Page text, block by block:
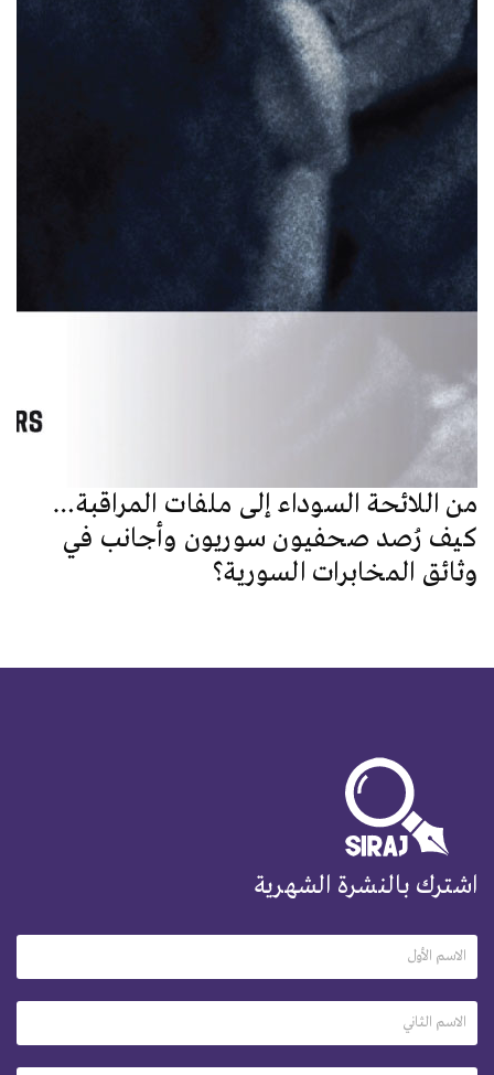
من اللائحة السوداء إلى ملفات المراقبة…
كيف رُصد صحفيون سوريون وأجانب في
وثائق المخابرات السورية؟
اشترك بالنشرة الشهرية